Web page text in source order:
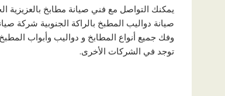
يمكنك التواصل مع فني صيانة مطابخ بالعزيزية
صيانة دواليب المطبخ بالراكة الجنوبية شركة
وفك جميع أنواع المطابخ و دواليب وأبواب
توجد في الشركات الأخرى.